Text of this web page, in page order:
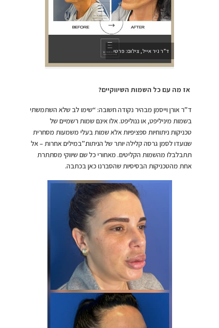
ד”ר ניר אייל, צילום: פרטי
אז מה עם כל השמות השיווקיים?
ד”ר אורן וייסמן מבהיר נקודה חשובה: “שימו לב שלא השתמשתי
בשמות מיניליפט, או ננוליפט. אלו אינם שמות רשמיים של
טכניקות ניתוחיות ספציפיות אלא שמות בעלי משמעות מסחרית
שנועדו לסמן גרסה קלילה יותר של הניתוח.”במילים אחרות – אל
תתבלבלו מהשמות הקליטים. מאחורי כל שם שיווקי מסתתרת
אחת מהטכניקות הבסיסיות שהסברנו כאן בכתבה.